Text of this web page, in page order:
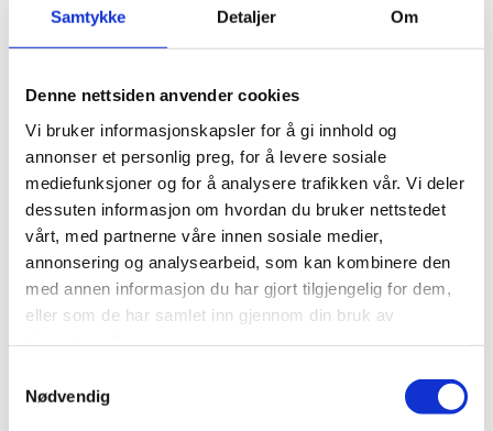
Samtykke Detaljer Om
Denne nettsiden anvender cookies
Vi bruker informasjonskapsler for å gi innhold og
annonser et personlig preg, for å levere sosiale
mediefunksjoner og for å analysere trafikken vår. Vi deler
dessuten informasjon om hvordan du bruker nettstedet
vårt, med partnerne våre innen sosiale medier,
annonsering og analysearbeid, som kan kombinere den
med annen informasjon du har gjort tilgjengelig for dem,
eller som de har samlet inn gjennom din bruk av
Nødvendig
Vekt: 92kg
Komprimering: 13,7kN / 1.400kgf
Max hastighet: 25m/min
Motor: Honda GX160
Mål, mm: 570 x 450 x 995